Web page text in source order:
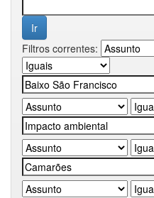
Filtros correntes: